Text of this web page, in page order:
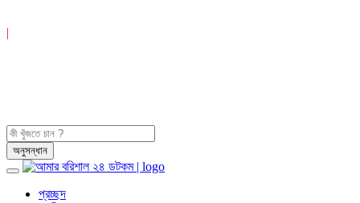
|
প্রচ্ছদ